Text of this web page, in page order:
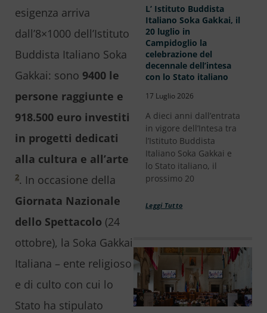
esigenza arriva
dall’8×1000 dell’Istituto
Buddista Italiano Soka
Gakkai: sono 9400 le
persone raggiunte e
918.500 euro investiti
in progetti dedicati
alla cultura e all’arte
2. In occasione della
Giornata Nazionale
dello Spettacolo (24
ottobre), la Soka Gakkai
Italiana – ente religioso
e di culto con cui lo
Stato ha stipulato
L’ Istituto Buddista
Italiano Soka Gakkai, il
20 luglio in
Campidoglio la
celebrazione del
decennale dell’intesa
con lo Stato italiano
17 Luglio 2026
A dieci anni dall’entrata
in vigore dell’Intesa tra
l’Istituto Buddista
Italiano Soka Gakkai e
lo Stato italiano, il
prossimo 20
Leggi Tutto